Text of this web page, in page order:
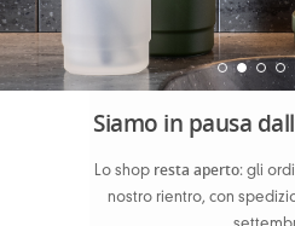
Siamo in pausa
Lo shop resta aperto: gli
nostro rientro, con